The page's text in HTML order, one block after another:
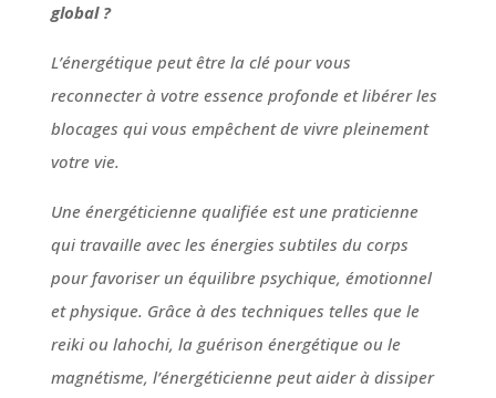
global ?
L’énergétique peut être la clé pour vous
reconnecter à votre essence profonde et libérer les
blocages qui vous empêchent de vivre pleinement
votre vie.
Une énergéticienne qualifiée est une praticienne
qui travaille avec les énergies subtiles du corps
pour favoriser un équilibre psychique, émotionnel
et physique. Grâce à des techniques telles que le
reiki ou lahochi, la guérison énergétique ou le
magnétisme, l’énergéticienne peut aider à dissiper